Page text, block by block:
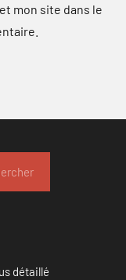
mon site dans le
détaillé